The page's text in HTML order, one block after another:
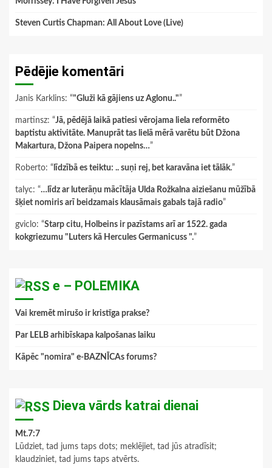
Steven Curtis Chapman: All About Love (Live)
Pēdējie komentāri
Janis Karklins: “"Gluži kā gājiens uz Aglonu.."”
martinsz: “Jā, pēdējā laikā patiesi vērojama liela reformēto
baptistu aktivitāte. Manuprāt tas lielā mērā varētu būt Džona
Makartura, Džona Paipera nopelns…”
Roberto: “ līdzībā es teiktu: .. suņi rej, bet karavāna iet tālāk.”
talyc: “…līdz ar luterāņu mācītāja Ulda Rožkalna aiziešanu mūžībā
šķiet nomiris arī beidzamais klausāmais gabals tajā radio”
gviclo: “Starp citu, Holbeins ir pazīstams arī ar 1522. gada
kokgriezumu "Luters kā Hercules Germanicuss ".”
e – POLEMIKA
Vai kremēt mirušo ir kristīga prakse?
Par LELB arhibīskapa kalpošanas laiku
Kāpēc "nomira" e-BAZNĪCAs forums?
Dieva vārds katrai dienai
Mt.7:7
Lūdziet, tad jums taps dots; meklējiet, tad jūs atradīsit;
klaudziniet, tad jums taps atvērts.